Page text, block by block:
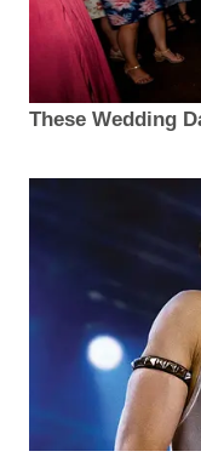
These Wedding